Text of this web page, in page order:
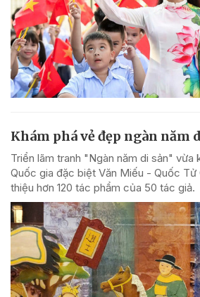
Khám phá vẻ đẹp ngàn năm
Triển lãm tranh "Ngàn năm di sản" vừa
Quốc gia đặc biệt Văn Miếu - Quốc Tử
thiệu hơn 120 tác phẩm của 50 tác giả.